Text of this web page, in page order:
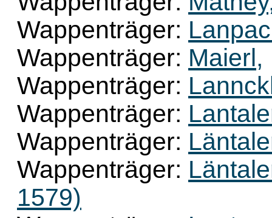
Wappenträger:
Wappenträger: Maierl,
Wappenträger:
Wappenträger:
Wappenträger:
Wappenträger:
1579)